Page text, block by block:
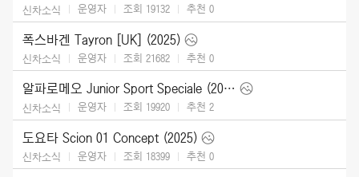
신차소식 운영자 조회 19132 추천 0
폭스바겐 Tayron [UK] (2025)
신차소식 운영자 조회 21682 추천 0
알파로메오 Junior Sport Speciale (2026)
신차소식 운영자 조회 19920 추천 2
도요타 Scion 01 Concept (2025)
신차소식 운영자 조회 18399 추천 0